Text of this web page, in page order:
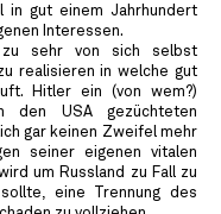
in gut einem Jahrhundert
Interessen.
zu sehr von sich selbst
realisieren in welche gut
Hitler ein (von wem?)
den USA gezüchteten
gar keinen Zweifel mehr
seiner eigenen vitalen
um Russland zu Fall zu
eine Trennung des